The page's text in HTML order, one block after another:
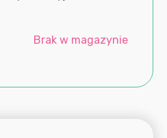
Brak w magazynie